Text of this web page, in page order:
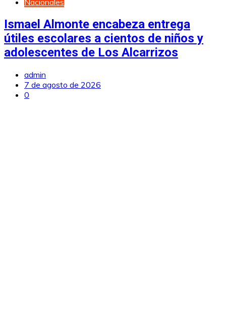
Nacionales
Ismael Almonte encabeza entrega
útiles escolares a cientos de niños y
adolescentes de Los Alcarrizos
admin
7 de agosto de 2026
0